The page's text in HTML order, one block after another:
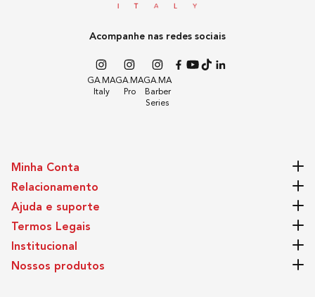
Acompanhe nas redes sociais
GA.MA
Italy
GA.MA
Pro
GA.MA
Barber
Series
Minha Conta
Relacionamento
Ajuda e suporte
Termos Legais
Institucional
Nossos produtos